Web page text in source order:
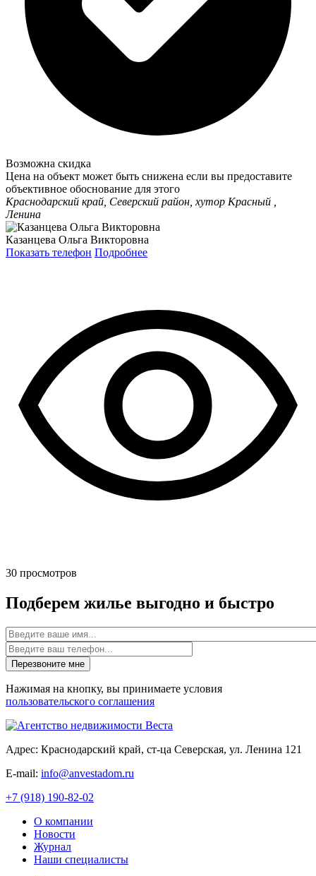
Возможна скидка
Цена на объект может быть снижена если вы предоставите
объективное обоснование для этого
Краснодарский край, Северский район, хутор Красный ,
Ленина
Казанцева Ольга Викторовна
Показать телефон Подробнее
30 просмотров
Подберем жилье выгодно и быстро
Имя
Нажимая на кнопку, вы принимаете условия
пользовательского соглашения
Адрес: Краснодарский край, ст-ца Северская, ул. Ленина 121
E-mail: info@anvestadom.ru
+7 (918) 190-82-02
О компании
Новости
Журнал
Наши специалисты